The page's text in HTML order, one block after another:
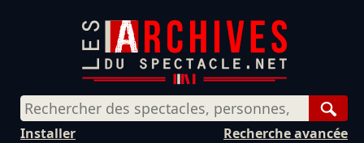
Recherche avancée
Installer